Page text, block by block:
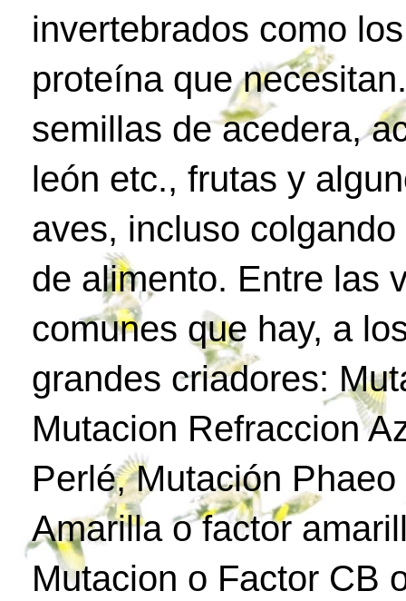
invertebrados como
proteína que
semillas de acedera,
león etc., frutas y
aves, incluso
de alimento. Entre las
comunes que hay, a
grandes criadores:
Mutacion Refraccion
Perlé, Mutación
Amarilla o factor
Mutacion o Factor CB